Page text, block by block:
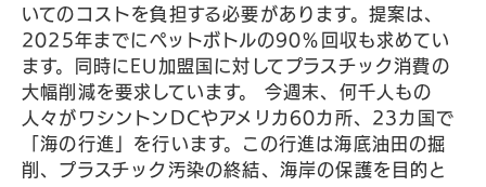
いてのコストを負担する必要があります。提案は、
2025年までにペットボトルの90％回収も求めてい
ます。同時にEU加盟国に対してプラスチック消費の
大幅削減を要求しています。 今週末、何千人もの
人々がワシントンDCやアメリカ60カ所、23カ国で
「海の行進」を行います。この行進は海底油田の掘
削、プラスチック汚染の終結、海岸の保護を目的と